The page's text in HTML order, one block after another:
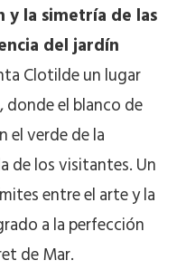
y la simetría de las
del jardín
Clotilde un lugar
donde el blanco de
el verde de la
de los visitantes. Un
entre el arte y la
a la perfección
de Mar.